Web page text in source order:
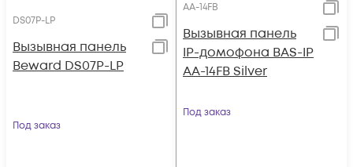
DS07P-LP
Вызывная панель
Beward DS07P-LP
Под заказ
AA-14FB
Вызывная панель
IP-домофона BAS-IP
AA-14FB Silver
Под заказ